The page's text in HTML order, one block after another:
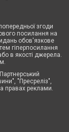
згоди
посилання на
обов'язкове
гіперпосилання
в якості джерела.
"Пресреліз",
правах реклами.